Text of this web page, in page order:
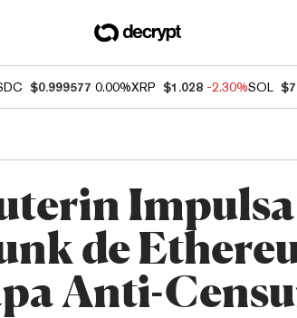
$0.999577 0.00%XRP $1.028 -2.30%SOL
de
Anti-